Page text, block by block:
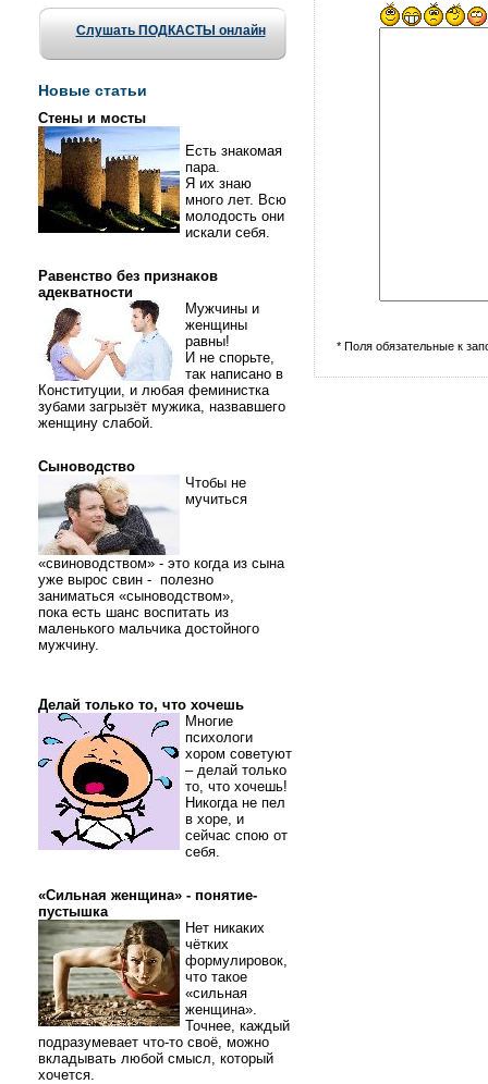
Слушать ПОДКАСТЫ онлайн
Новые статьи
Стены и мосты
Есть знакомая
пара.
Я их знаю
много лет. Всю
молодость они
искали себя.
Равенство без признаков
адекватности
Мужчины и
женщины
равны!
И не спорьте,
так написано в
Конституции, и любая феминистка
зубами загрызёт мужика, назвавшего
женщину слабой.
Сыноводство
Чтобы не
мучиться
«свиноводством» - это когда из сына
уже вырос свин - полезно
заниматься «сыноводством»,
пока есть шанс воспитать из
маленького мальчика достойного
мужчину.
Делай только то, что хочешь
Многие
психологи
хором советуют
– делай только
то, что хочешь!
Никогда не пел
в хоре, и
сейчас спою от
себя.
«Сильная женщина» - понятие-
пустышка
Нет никаких
чётких
формулировок,
что такое
«сильная
женщина».
Точнее, каждый
подразумевает что-то своё, можно
вкладывать любой смысл, который
хочется.
* Поля обязательные к